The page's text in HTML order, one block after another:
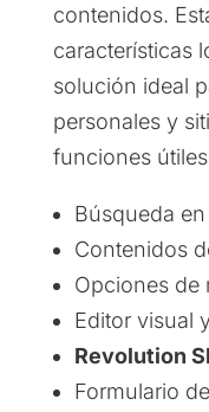
contenidos.
características
solución ideal
personales y
funciones
Búsqueda
Contenidos
Opciones de
Editor visual
Revolution
Formulario